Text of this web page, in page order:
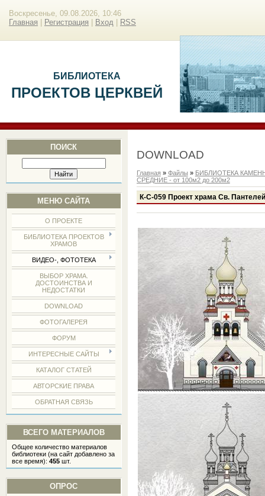
Воскресенье, 09.08.2026, 10:46
Главная
Регистрация Вход RSS
БИБЛИОТЕКА
ПРОЕКТОВ ЦЕРКВЕЙ
ПОИСК
МЕНЮ САЙТА
О ПРОЕКТЕ
БИБЛИОТЕКА ПРОЕКТОВ
ХРАМОВ
ВИДЕО-, ФОТОТЕКА
ВЫБОР ХРАМА.
ДОСТОИНСТВА И
НЕДОСТАТКИ
DOWNLOAD
ФОТОГАЛЕРЕЯ
ФОРУМ
ИНТЕРЕСНЫЕ САЙТЫ
КАТАЛОГ СТАТЕЙ
АВТОРСКИЕ ПРАВА
ОБРАТНАЯ СВЯЗЬ
ВСЕГО МАТЕРИАЛОВ
Общее количество материалов
библиотеки (на сайт добавлено за
все время):455 шт.
ОПРОС
DOWNLOAD
Главная » Файлы » БИБЛИОТЕКА
СРЕДНИЕ - от 100м2 до 200м2
К-С-059 Проект храма Св.